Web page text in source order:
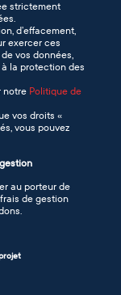
strictement
d’effacement,
exercer ces
vos données,
la protection des
notre Politique de
vos droits «
vous pouvez
au porteur de
de gestion